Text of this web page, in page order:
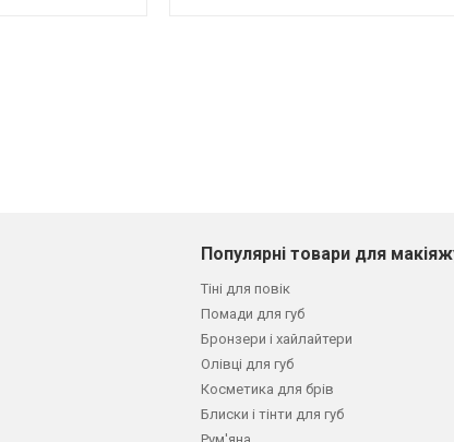
Популярні товари для
Тіні для повік
Помади для губ
Бронзери і хайлайтери
Олівці для губ
Косметика для брів
Блиски і тінти для губ